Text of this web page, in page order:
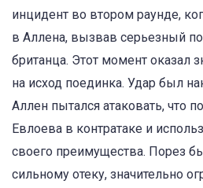
инцидент во втором раунде,
в Аллена, вызвав серьезный
британца. Этот момент оказал
на исход поединка. Удар был
Аллен пытался атаковать, что
Евлоева в контратаке и
своего преимущества. Порез
сильному отеку, значительно